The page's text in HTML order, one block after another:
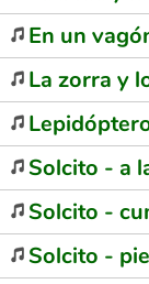
En un
La zorra y
Solcito - a
Solcito -
Solcito -